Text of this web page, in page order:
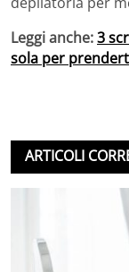
Leggi anche:3
sola per
ARTICOLI